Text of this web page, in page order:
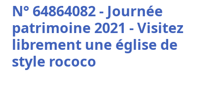
N° 64864082 - Journée
patrimoine 2021 - Visitez
librement une église de
style rococo